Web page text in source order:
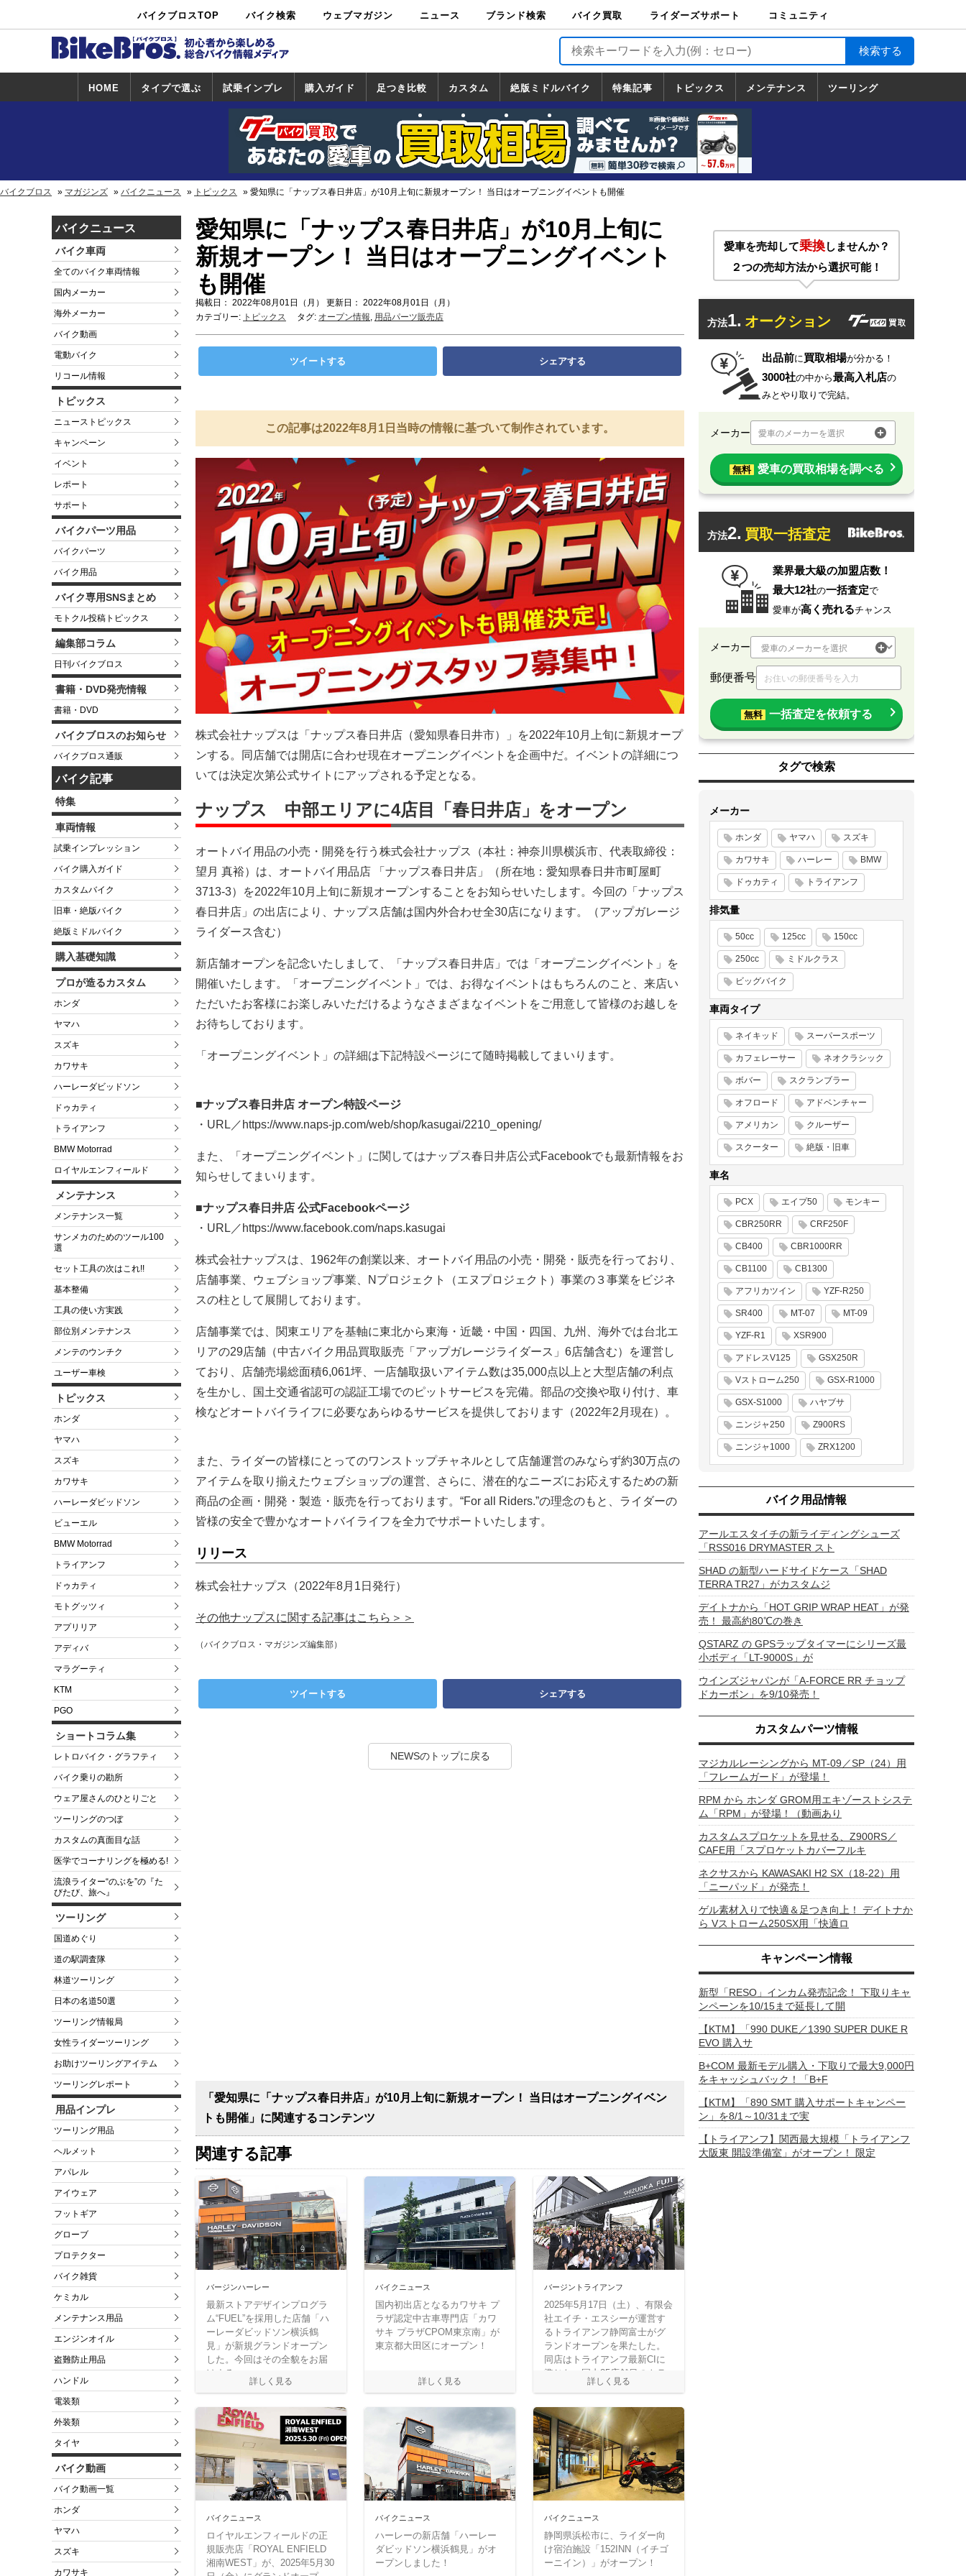
バイクブロスTOP バイク検索
中古バイ
ク・新車検
カタログ検
索
ショップ検
索
ウェブマガジン ニュース ブランド検索 バイク買取
バイク買取
ライダーズサポート
ライダーズサポート
TOP
バイク輸送
バイクガレージライ
フ
バイク車両保険
ロードサービス
バイク試乗
コミュニティ
HOME タイプで選ぶ 試乗インプレ
試乗インプレ
一覧
ホンダ
ヤマハ
スズキ
カワサキ
ハーレー
BMW
トライアンフ
ドゥカティ
購入ガイド
一覧
足つき比較 カスタム
カスタム
一覧
ホンダ
ヤマハ
スズキ
カワサキ
絶版ミドルバイク
絶版ミドルバイク
一覧
ホンダ
ヤマハ
スズキ
カワサキ
特集記事 トピックス
トピックス
一覧
ホンダ
ヤマハ
スズキ
カワサキ
ハーレーダ
ビッドソン
BMW
ドゥカティ
トライアン
フ
メンテナンス ツーリング
道の駅調査隊
ツーリング情報局
日本の道50選
国道めぐり
林道ツーリング
バイクブロス マガジンズ バイクニュース トピックス 愛知県に「ナップス春日井店」が10月上旬に新規オープン！ 当日はオープニングイベントも開催
バイクニュース
バイク車両
全てのバイク車両情報
国内メーカー
海外メーカー
バイク動画
電動バイク
リコール情報
トピックス
ニューストピックス
キャンペーン
イベント
レポート
サポート
バイクパーツ用品
バイクパーツ
バイク用品
バイク専用SNSまとめ
モトクル投稿トピックス
編集部コラム
日刊バイクブロス
書籍・DVD発売情報
書籍・DVD
バイクブロスのお知らせ
バイクブロス通販
バイク記事
特集
車両情報
試乗インプレッション
バイク購入ガイド
カスタムバイク
旧車・絶版バイク
絶版ミドルバイク
購入基礎知識
プロが造るカスタム
ホンダ
ヤマハ
スズキ
カワサキ
ハーレーダビッドソン
ドゥカティ
トライアンフ
BMW Motorrad
ロイヤルエンフィールド
メンテナンス
メンテナンス一覧
サンメカのためのツール100
選
セット工具の次はこれ!!
基本整備
工具の使い方実践
部位別メンテナンス
メンテのウンチク
ユーザー車検
トピックス
ホンダ
ヤマハ
スズキ
カワサキ
ハーレーダビッドソン
ビューエル
BMW Motorrad
トライアンフ
ドゥカティ
モトグッツィ
アプリリア
アディバ
マラグーティ
KTM
PGO
ショートコラム集
レトロバイク・グラフティ
バイク乗りの勘所
ウェア屋さんのひとりごと
ツーリングのつぼ
カスタムの真面目な話
医学でコーナリングを極める!
流浪ライター“のぶを”の『た
びたび、旅へ』
ツーリング
国道めぐり
道の駅調査隊
林道ツーリング
日本の名道50選
ツーリング情報局
女性ライダーツーリング
お助けツーリングアイテム
ツーリングレポート
用品インプレ
ツーリング用品
ヘルメット
アパレル
アイウェア
フットギア
グローブ
プロテクター
バイク雑貨
ケミカル
メンテナンス用品
エンジンオイル
盗難防止用品
ハンドル
電装類
外装類
タイヤ
バイク動画
バイク動画一覧
ホンダ
ヤマハ
スズキ
カワサキ
愛知県に「ナップス春日井店」が10月上旬に
新規オープン！ 当日はオープニングイベント
も開催
掲載日： 2022年08月01日（月） 更新日： 2022年08月01日（月）
カテゴリー: トピックス タグ: オープン情報, 用品パーツ販売店
ツイートする シェアする
この記事は2022年8月1日当時の情報に基づいて制作されています。
株式会社ナップスは「ナップス春日井店（愛知県春日井市）」を2022年10月上旬に新規オープ
ンする。同店舗では開店に合わせ現在オープニングイベントを企画中だ。イベントの詳細につ
いては決定次第公式サイトにアップされる予定となる。
ナップス 中部エリアに4店目「春日井店」をオープン
オートバイ用品の小売・開発を行う株式会社ナップス（本社：神奈川県横浜市、代表取締役：
望月 真裕）は、オートバイ用品店 「ナップス春日井店」（所在地：愛知県春日井市町屋町
3713-3）を2022年10月上旬に新規オープンすることをお知らせいたします。今回の「ナップス
春日井店」の出店により、ナップス店舗は国内外合わせ全30店になります。（アップガレージ
ライダース含む）
新店舗オープンを記念いたしまして、「ナップス春日井店」では「オープニングイベント」を
開催いたします。「オープニングイベント」では、お得なイベントはもちろんのこと、来店い
ただいたお客様にお楽しみいただけるようなさまざまなイベントをご用意して皆様のお越しを
お待ちしております。
「オープニングイベント」の詳細は下記特設ページにて随時掲載してまいります。
■ナップス春日井店 オープン特設ページ
・URL／https://www.naps-jp.com/web/shop/kasugai/2210_opening/
また、「オープニングイベント」に関してはナップス春日井店公式Facebookでも最新情報をお
知らせしてまいります。
■ナップス春日井店 公式Facebookページ
・URL／https://www.facebook.com/naps.kasugai
株式会社ナップスは、1962年の創業以来、オートバイ用品の小売・開発・販売を行っており、
店舗事業、ウェブショップ事業、Nプロジェクト（エヌプロジェクト）事業の３事業をビジネ
スの柱として展開しております。
店舗事業では、関東エリアを基軸に東北から東海・近畿・中国・四国、九州、海外では台北エ
リアの29店舗（中古バイク用品買取販売「アップガレージライダース」6店舗含む）を運営し
ており、店舗売場総面積6,061坪、一店舗取扱いアイテム数は35,000点以上と大型店舗の利点
を生かし、国土交通省認可の認証工場でのピットサービスを完備。部品の交換や取り付け、車
検などオートバイライフに必要なあらゆるサービスを提供しております（2022年2月現在）。
また、ライダーの皆様にとってのワンストップチャネルとして店舗運営のみならず約30万点の
アイテムを取り揃えたウェブショップの運営、さらに、潜在的なニーズにお応えするための新
商品の企画・開発・製造・販売を行っております。“For all Riders.”の理念のもと、ライダーの
皆様の安全で豊かなオートバイライフを全力でサポートいたします。
リリース
株式会社ナップス（2022年8月1日発行）
その他ナップスに関する記事はこちら＞＞
（バイクブロス・マガジンズ編集部）
ツイートする シェアする
NEWSのトップに戻る
「愛知県に「ナップス春日井店」が10月上旬に新規オープン！ 当日はオープニングイベン
トも開催」に関連するコンテンツ
関連する記事
バージンハーレー
最新ストアデザインプログラ
ム“FUEL”を採用した店舗「ハ
ーレーダビッドソン横浜鶴
見」が新規グランドオープン
した。今回はその全貌をお届
けする。
バイクニュース
国内初出店となるカワサキ プ
ラザ認定中古車専門店「カワ
サキ プラザCPOM東京南」が
東京都大田区にオープン！
バージントライアンフ
2025年5月17日（土）、有限会
社エイチ・エスシーが運営す
るトライアンフ静岡富士がグ
ランドオープンを果たした。
同店はトライアンフ最新CIに
準じた、国内35店舗目のトラ
イアンフ正規販売店となり、
となる。
バイクニュース
ロイヤルエンフィールドの正
規販売店「ROYAL ENFIELD
湘南WEST」が、2025年5月30
バイクニュース
ハーレーの新店舗「ハーレー
ダビッドソン横浜鶴見」がオ
ープンしました！
バイクニュース
静岡県浜松市に、ライダー向
け宿泊施設「152INN（イチゴ
ーニイン）」がオープン！
愛車を売却して乗換しませんか？
２つの売却方法から選択可能！
方法1. オークション
出品前に買取相場が分かる！
3000社の中から最高入札店の
みとやり取りで完結。
メーカー 愛車のメーカーを選択
無料 愛車の買取相場を調べる
方法2. 買取一括査定
業界最大級の加盟店数！
最大12社の一括査定で
愛車が高く売れるチャンス
メーカー
郵便番号
無料 一括査定を依頼する
タグで検索
メーカー
ホンダ ヤマハ スズキ
カワサキ ハーレー BMW
ドゥカティ トライアンフ
排気量
50cc 125cc 150cc
250cc ミドルクラス
ビッグバイク
車両タイプ
ネイキッド スーパースポーツ
カフェレーサー ネオクラシック
ボバー スクランブラー
オフロード アドベンチャー
アメリカン クルーザー
スクーター 絶版・旧車
車名
PCX エイプ50 モンキー
CBR250RR CRF250F
CB400 CBR1000RR
CB1100 CB1300
アフリカツイン YZF-R250
SR400 MT-07 MT-09
YZF-R1 XSR900
アドレスV125 GSX250R
Vストローム250 GSX-R1000
GSX-S1000 ハヤブサ
ニンジャ250 Z900RS
ニンジャ1000 ZRX1200
バイク用品情報
アールエスタイチの新ライディングシューズ
「RSS016 DRYMASTER スト
SHAD の新型ハードサイドケース「SHAD
TERRA TR27」がカスタムジ
デイトナから「HOT GRIP WRAP HEAT」が発
売！ 最高約80℃の巻き
QSTARZ の GPSラップタイマーにシリーズ最
小ボディ「LT-9000S」が
ウインズジャパンが「A-FORCE RR チョップ
ドカーボン」を9/10発売！
カスタムパーツ情報
マジカルレーシングから MT-09／SP（24）用
「フレームガード」が登場！
RPM から ホンダ GROM用エキゾーストシステ
ム「RPM」が登場！（動画あり
カスタムスプロケットを見せる、Z900RS／
CAFE用「スプロケットカバーフルキ
ネクサスから KAWASAKI H2 SX（18-22）用
「ニーパッド」が発売！
ゲル素材入りで快適＆足つき向上！ デイトナか
ら Vストローム250SX用「快適ロ
キャンペーン情報
新型「RESO」インカム発売記念！ 下取りキャ
ンペーンを10/15まで延長して開
【KTM】「990 DUKE／1390 SUPER DUKE R
EVO 購入サ
B+COM 最新モデル購入・下取りで最大9,000円
をキャッシュバック！「B+F
【KTM】「890 SMT 購入サポートキャンペー
ン」を8/1～10/31まで実
【トライアンフ】関西最大規模「トライアンフ
大阪東 開設準備室」がオープン！ 限定